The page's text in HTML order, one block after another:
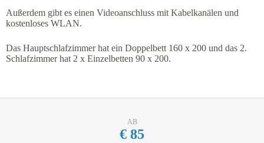
Außerdem gibt es einen Videoanschluss mit Kabelkanälen und
kostenloses WLAN.
Das Hauptschlafzimmer hat ein Doppelbett 160 x 200 und das 2.
Schlafzimmer hat 2 x Einzelbetten 90 x 200.
AB
€ 85